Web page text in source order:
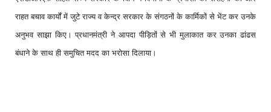
राहत बचाव कार्यों में जुटे राज्य व केन्द्र सरकार के संगठनों के कार्मिकों से भेंट कर उनके
अनुभव साझा किए। प्रधानमंत्री ने आपदा पीड़ितों से भी मुलाकात कर उनका ढांढस
बंधाने के साथ ही समुचित मदद का भरोसा दिलाया।